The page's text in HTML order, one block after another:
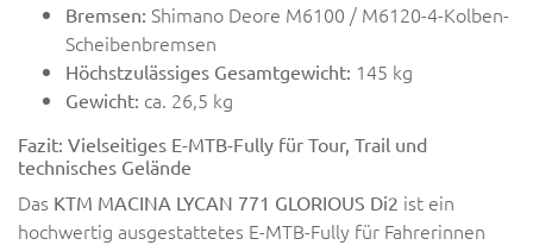
Bremsen: Shimano Deore M6100 / M6120-4-Kolben-
Scheibenbremsen
Höchstzulässiges Gesamtgewicht: 145 kg
Gewicht: ca. 26,5 kg
Fazit: Vielseitiges E-MTB-Fully für Tour, Trail und
technisches Gelände
Das KTM MACINA LYCAN 771 GLORIOUS Di2 ist ein
hochwertig ausgestattetes E-MTB-Fully für Fahrerinnen